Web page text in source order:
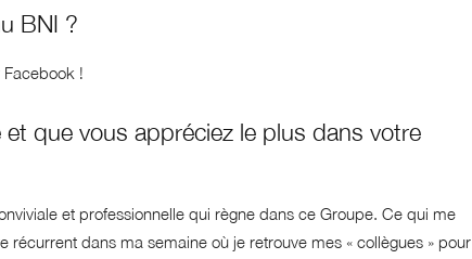
BNI ?
Facebook !
que vous appréciez le plus dans votre
et professionnelle qui règne dans ce Groupe. Ce qui me
récurrent dans ma semaine où je retrouve mes « collègues » pour